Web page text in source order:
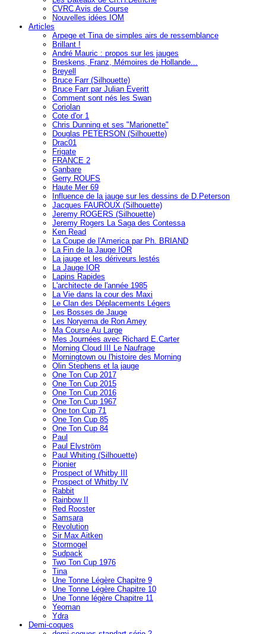
CVRC Avis de Course
Nouvelles idées IOM
Articles
Arpege et Tina de simples airs de ressemblance
Brillant !
André Mauric : propos sur les jauges
Breskens, Franz, Mémoires de Hollande...
Breyell
Bruce Farr (Silhouette)
Bruce Farr par Julian Everitt
Comment sont nés les Swan
Coriolan
Cote d'or 1
Chris Dunning et ses "Marionette"
Douglas PETERSON (Silhouette)
Drac01
Frigate
FRANCE 2
Ganbare
Gerry ROUFS
Haute Mer 69
Influence de la jauge sur les dessins de D.Peterson
Jacques FAUROUX (Silhouette)
Jeremy ROGERS (Silhouette)
Jeremy Rogers La Saga des Contessa
Ken Read
La Coupe de l'America par Ph. BRIAND
La Fin de la Jauge IOR
La jauge et les dériveurs lestés
La Jauge IOR
Lapins Rapides
L'architecte de l'année 1985
La Vie dans la cour des Maxi
Le Clan des Déplacements Légers
Les Bosses de Jauge
Les Noryema de Ron Amey
Ma Course Au Large
Mes Journées avec Richard E.Carter
Morning Cloud III Le Naufrage
Morningtown ou l'histoire des Morning
Olin Stephens et la jauge
One Ton Cup 2017
One Ton Cup 2015
One Ton Cup 2016
One Ton Cup 1967
One ton Cup 71
One Ton Cup 85
One Ton Cup 84
Paul
Paul Elvström
Paul Whiting (Silhouette)
Pionier
Prospect of Whitby III
Prospect of Whitby IV
Rabbit
Rainbow II
Red Rooster
Samsara
Revolution
Sir Max Aitken
Stormogel
Sudpack
Two Ton Cup 1976
Tina
Une Tonne Légère Chapitre 9
Une Tonne Légère Chapitre 10
Une Tonne légère Chapitre 11
Yeoman
Ydra
Demi-coques